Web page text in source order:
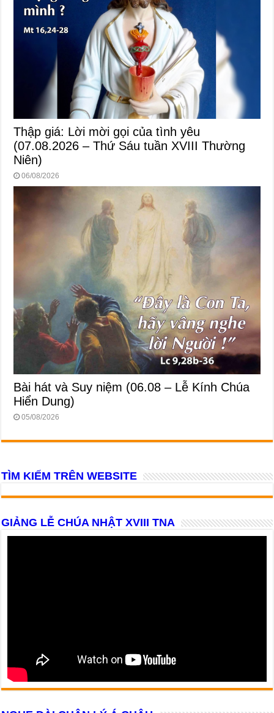
Thập giá: Lời mời gọi của tình yêu
(07.08.2026 – Thứ Sáu tuần XVIII Thường
Niên)
06/08/2026
Bài hát và Suy niệm (06.08 – Lễ Kính Chúa
Hiển Dung)
05/08/2026
TÌM KIẾM TRÊN WEBSITE
GIẢNG LỄ CHÚA NHẬT XVIII TNA